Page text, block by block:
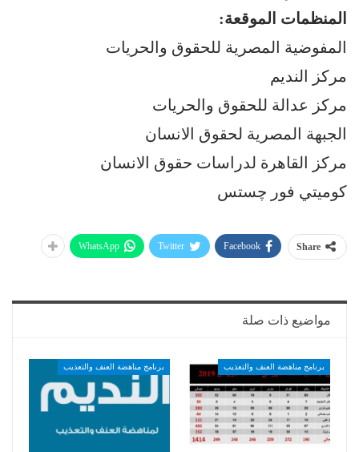
المنظمات الموقعة:
المفوضية المصرية للحقوق والحريات
مركز النديم
مركز عدالة للحقوق والحريات
الجبهة المصرية لحقوق الانسان
مركز القاهرة لدراسات حقوق الانسان
كوميتي فور چستس
Share
Facebook
Twitter
WhatsApp
مواضيع ذات صلة
برنامج مناهضة العنف والتعذيب برنامج مناهضة العنف والتعذيب